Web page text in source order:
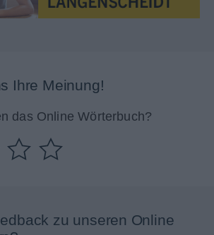
Ihre Meinung!
das Online Wörterbuch?
zu unseren Online